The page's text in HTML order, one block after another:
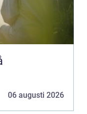
06 augusti 2026